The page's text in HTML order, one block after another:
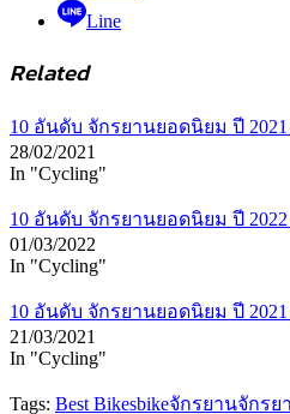
Line
Related
10 อันดับ จักรยานยอดนิยม ปี
28/02/2021
In "Cycling"
10 อันดับ จักรยานยอดนิยม ปี
01/03/2022
In "Cycling"
10 อันดับ จักรยานยอดนิยม ปี
21/03/2021
In "Cycling"
Tags: Best Bikesbikeจักรยานจักรย